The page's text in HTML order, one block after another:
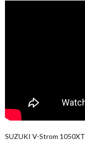
SUZUKI V-Strom 1050XT